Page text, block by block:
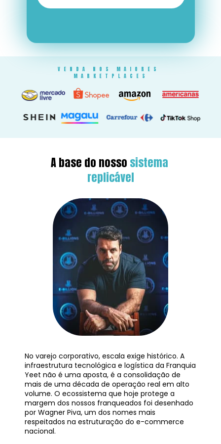
VENDA NOS MAIORES
MARKETPLACES
A base do nosso sistema
replicável
No varejo corporativo, escala exige histórico. A
infraestrutura tecnológica e logística da Franquia
Yeet não é uma aposta, é a consolidação de
mais de uma década de operação real em alto
volume. O ecossistema que hoje protege a
margem dos nossos franqueados foi desenhado
por Wagner Piva, um dos nomes mais
respeitados na estruturação do e-commerce
nacional.